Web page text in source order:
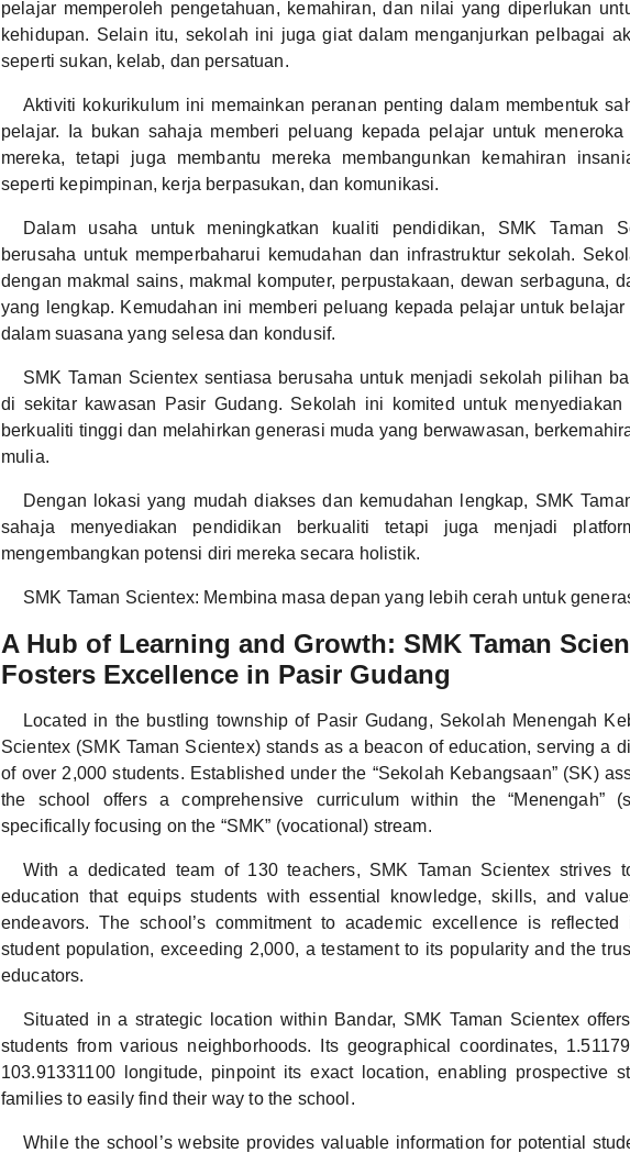
pelajar memperoleh pengetahuan, kemahiran, dan nilai yang diperlukan
kehidupan. Selain itu, sekolah ini juga giat dalam menganjurkan pelbagai
seperti sukan, kelab, dan persatuan.
Aktiviti kokurikulum ini memainkan peranan penting dalam membentuk
pelajar. Ia bukan sahaja memberi peluang kepada pelajar untuk
mereka, tetapi juga membantu mereka membangunkan kemahiran
seperti kepimpinan, kerja berpasukan, dan komunikasi.
Dalam usaha untuk meningkatkan kualiti pendidikan, SMK Taman
berusaha untuk memperbaharui kemudahan dan infrastruktur sekolah.
dengan makmal sains, makmal komputer, perpustakaan, dewan serbaguna,
yang lengkap. Kemudahan ini memberi peluang kepada pelajar untuk belajar
dalam suasana yang selesa dan kondusif.
SMK Taman Scientex sentiasa berusaha untuk menjadi sekolah pilihan
di sekitar kawasan Pasir Gudang. Sekolah ini komited untuk menyediakan
berkualiti tinggi dan melahirkan generasi muda yang berwawasan,
mulia.
Dengan lokasi yang mudah diakses dan kemudahan lengkap, SMK
sahaja menyediakan pendidikan berkualiti tetapi juga menjadi
mengembangkan potensi diri mereka secara holistik.
SMK Taman Scientex: Membina masa depan yang lebih cerah untuk
A Hub of Learning and Growth: SMK Taman
Fosters Excellence in Pasir Gudang
Located in the bustling township of Pasir Gudang, Sekolah Menengah
Scientex (SMK Taman Scientex) stands as a beacon of education, serving a
of over 2,000 students. Established under the “Sekolah Kebangsaan” (SK)
the school offers a comprehensive curriculum within the “Menengah”
specifically focusing on the “SMK” (vocational) stream.
With a dedicated team of 130 teachers, SMK Taman Scientex strives
education that equips students with essential knowledge, skills, and
endeavors. The school’s commitment to academic excellence is
student population, exceeding 2,000, a testament to its popularity and the
educators.
Situated in a strategic location within Bandar, SMK Taman Scientex
students from various neighborhoods. Its geographical coordinates,
103.91331100 longitude, pinpoint its exact location, enabling prospective
families to easily find their way to the school.
While the school’s website provides valuable information for potential